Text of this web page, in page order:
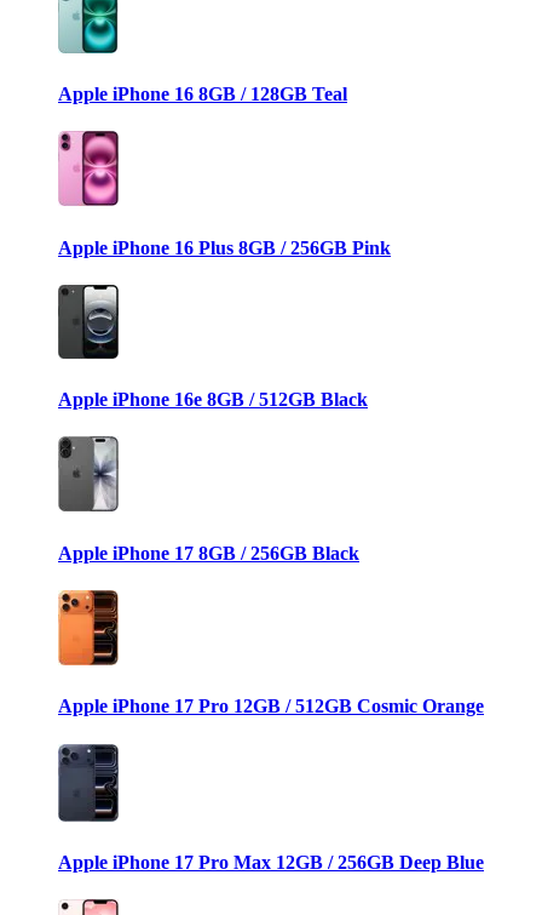
Apple iPhone 16 8GB / 128GB Teal
Apple iPhone 16 Plus 8GB / 256GB Pink
Apple iPhone 16e 8GB / 512GB Black
Apple iPhone 17 8GB / 256GB Black
Apple iPhone 17 Pro 12GB / 512GB Cosmic Orange
Apple iPhone 17 Pro Max 12GB / 256GB Deep Blue